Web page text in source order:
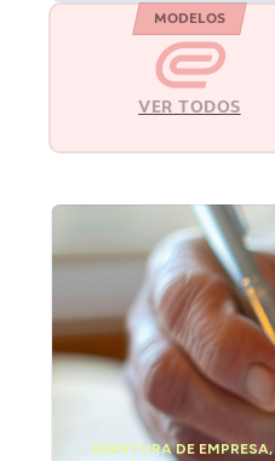
MODELOS
VER TODOS
ABERTURA DE EMPRESA,